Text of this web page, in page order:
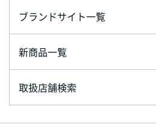
ブランドサイト一覧
新商品一覧
取扱店舗検索